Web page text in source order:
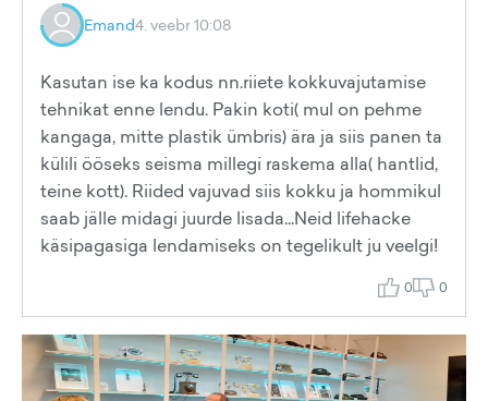
Emand4. veebr 10:08
Kasutan ise ka kodus nn.riiete kokkuvajutamise
tehnikat enne lendu. Pakin koti( mul on pehme
kangaga, mitte plastik ümbris) ära ja siis panen ta
külili ööseks seisma millegi raskema alla( hantlid,
teine kott). Riided vajuvad siis kokku ja hommikul
saab jälle midagi juurde lisada...Neid lifehacke
käsipagasiga lendamiseks on tegelikult ju veelgi!
0 0